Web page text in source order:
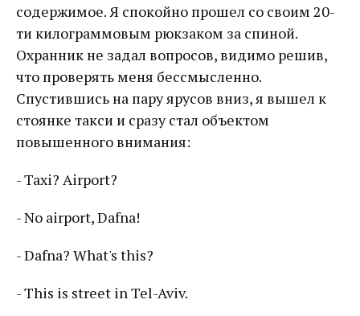
содержимое. Я спокойно прошел со своим 20-
ти килограммовым рюкзаком за спиной.
Охранник не задал вопросов, видимо решив,
что проверять меня бессмысленно.
Спустившись на пару ярусов вниз, я вышел к
стоянке такси и сразу стал объектом
повышенного внимания:
- Taxi? Airport?
- No airport, Dafna!
- Dafna? What's this?
- This is street in Tel-Aviv.